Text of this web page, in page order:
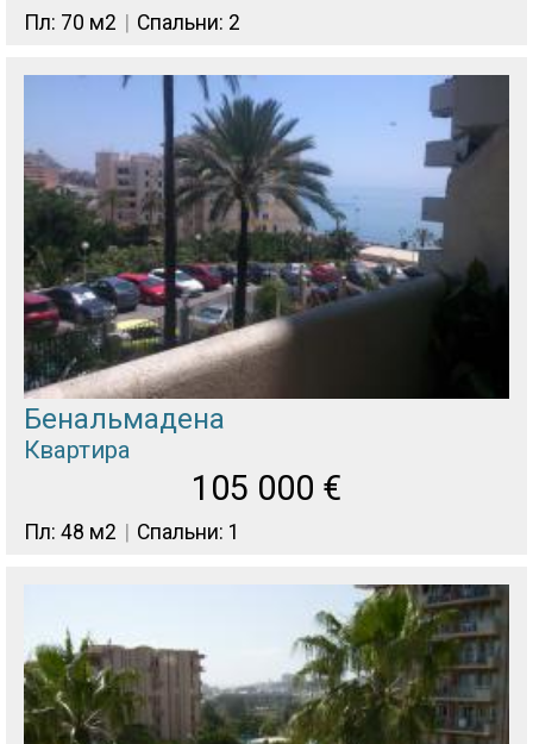
Пл: 70 м2 Спальни: 2
Бенальмадена
Квартира
105 000 €
Пл: 48 м2 Спальни: 1